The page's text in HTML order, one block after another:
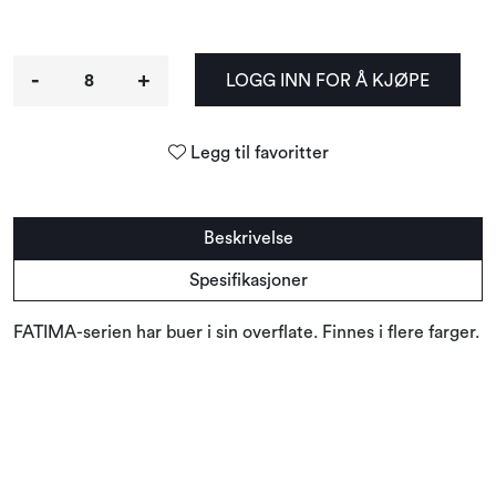
- + LOGG INN FOR Å KJØPE
Legg til favoritter
Beskrivelse
Spesifikasjoner
FATIMA-serien har buer i sin overflate. Finnes i flere farger.